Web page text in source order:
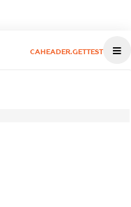
CAHEADER.GETTEST